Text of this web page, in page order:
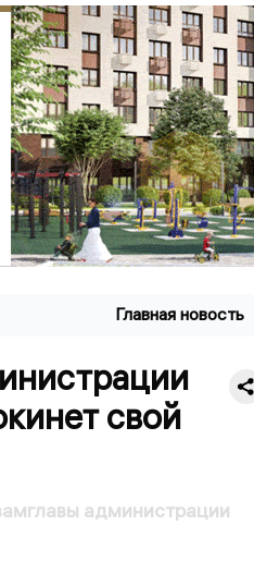
Главная новость
свой
администрации